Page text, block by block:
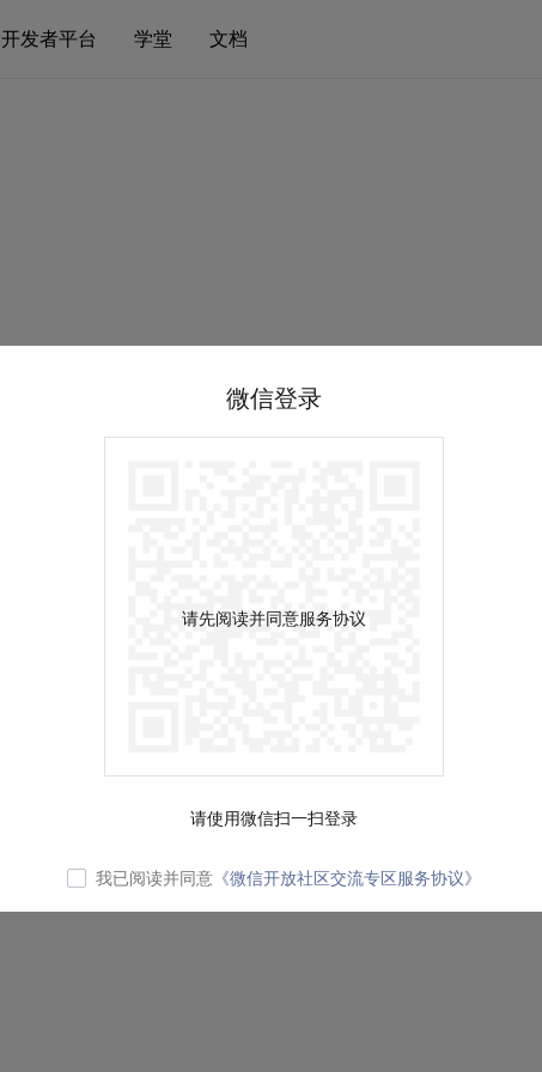
开发者平台 学堂 文档
微信登录
请先阅读并同意服务协议
请使用微信扫一扫登录
我已阅读并同意 《微信开放社区交流专区服务协议》